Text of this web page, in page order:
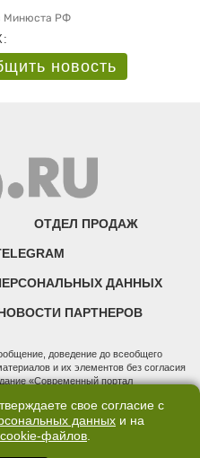
Минюста РФ
новость
ОТДЕЛ ПРОДАЖ
ДАННЫХ
ПАРТНЕРОВ
доведение до всеобщего
и их элементов без согласия
«Современный портал
и массовых коммуникаций
ЭЛ № ФС 77 - 76634 от 02.09.2019
"66.ру". Юридический
свое согласие с
данных и на
cookie-файлов.